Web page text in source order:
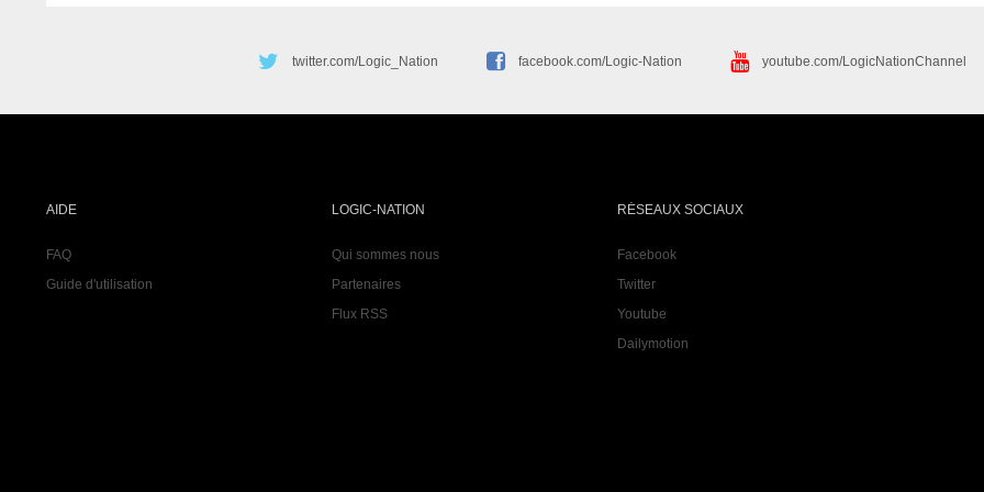
twitter.com/Logic_Nation facebook.com/Logic-Nation youtube.com/LogicNationChannel
AIDE
FAQ
Guide d'utilisation
LOGIC-NATION
Qui sommes nous
Partenaires
Flux RSS
RÉSEAUX SOCIAUX
Facebook
Twitter
Youtube
Dailymotion